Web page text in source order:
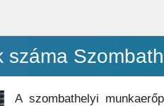
A szombathelyi